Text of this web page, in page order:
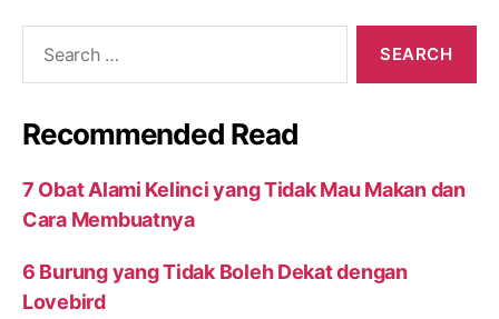
Recommended Read
7 Obat Alami Kelinci yang Tidak Mau Makan dan
Cara Membuatnya
6 Burung yang Tidak Boleh Dekat dengan
Lovebird